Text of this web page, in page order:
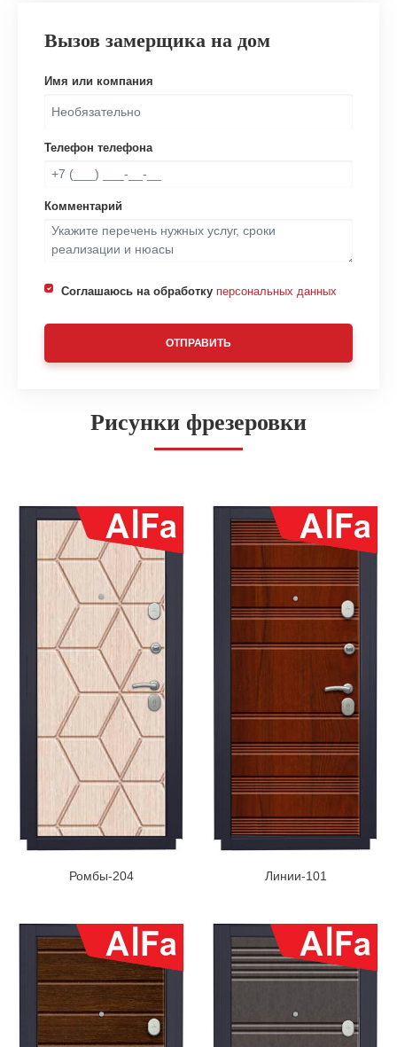
Вызов замерщика на дом
Имя или компания
Телефон телефона
Комментарий
Соглашаюсь на обработку персональных данных
ОТПРАВИТЬ
Рисунки фрезеровки
Ромбы-204 Линии-101